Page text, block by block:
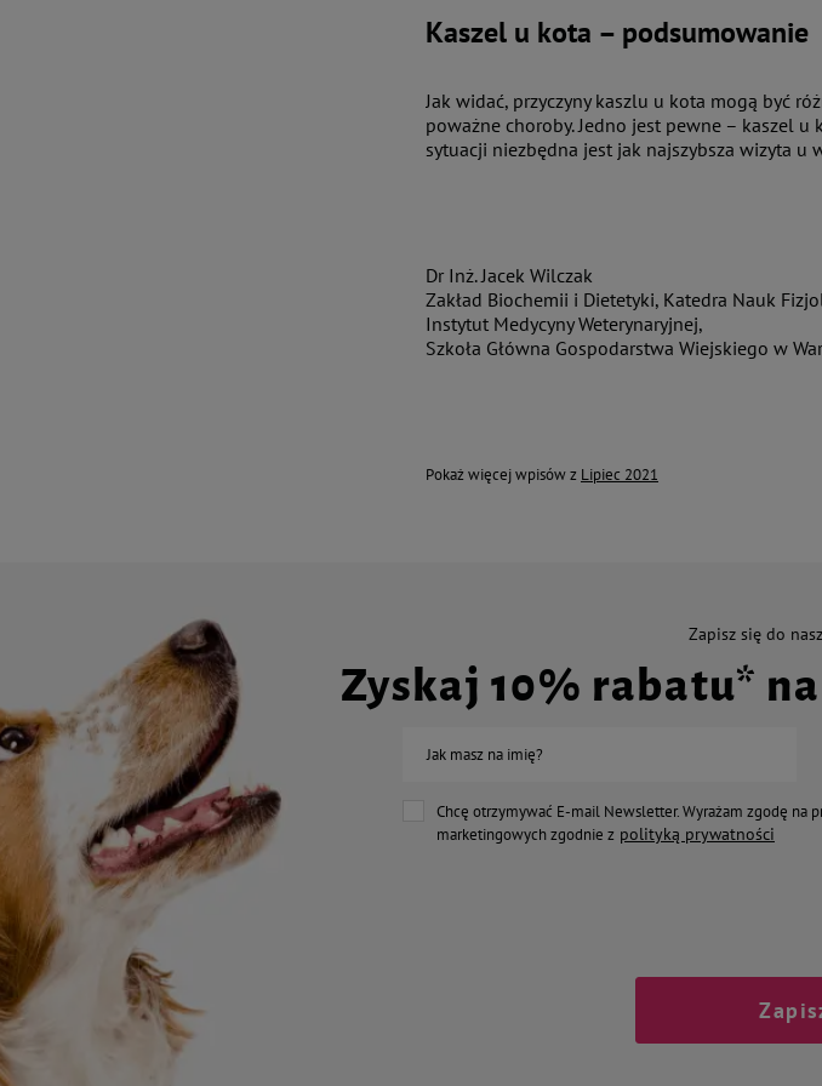
Kaszel u kota – podsumowanie
Jak widać, przyczyny kaszlu u kota mogą być
poważne choroby. Jedno jest pewne – kaszel
sytuacji niezbędna jest jak najszybsza wizyta u
Dr Inż. Jacek Wilczak
Zakład Biochemii i Dietetyki, Katedra Nauk
Instytut Medycyny Weterynaryjnej,
Szkoła Główna Gospodarstwa Wiejskiego w
Pokaż więcej wpisów z Lipiec 2021
Zapisz się do
Zyskaj 10% rabatu*
Jak masz na imię?
Chcę otrzymywać E-mail Newsletter. Wyrażam zgodę na
marketingowych zgodnie z polityką prywatności